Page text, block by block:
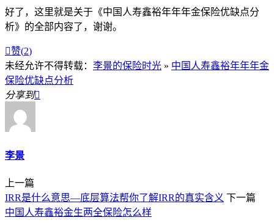
好了，这里就是关于《中国人寿鑫裕年年年金保险优缺点分
析》的全部内容了，谢谢。
赞(2)
未经允许不得转载： 李景的保险时光 » 中国人寿鑫裕年年年金
保险优缺点分析
分享到
李景
上一篇
IRR是什么意思—底层算法帮你了解IRR的真实含义 下一篇
中国人寿鑫裕金生两全保险怎么样